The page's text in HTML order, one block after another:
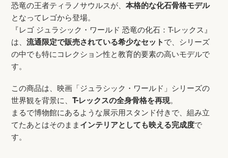
恐竜の王者ティラノサウルスが、本格的な化石骨格モデル
となってレゴから登場。
『レゴ ジュラシック・ワールド 恐竜の化石：T-レックス』
は、流通限定で販売されている希少なセット で、シリーズ
の中でも特にコレクション性と教育的要素の高いモデルで
す。
この商品は、映画「ジュラシック・ワールド」シリーズの
世界観を背景に、T-レックスの全身骨格を再現。
まるで博物館にあるような展示用スタンド付きで、組み立
てたあとはそのまま インテリアとしても映える完成度で
す。